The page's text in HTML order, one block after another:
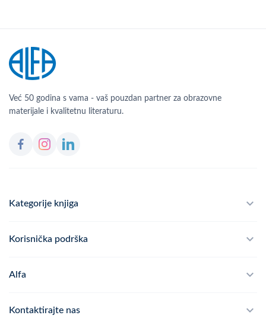
Već 50 godina s vama - vaš pouzdan partner za obrazovne
materijale i kvalitetnu literaturu.
Kategorije knjiga
Školski program
Korisnička podrška
Često postavljana pitanja
Alfa
Politika privatnosti
Kontaktirajte nas